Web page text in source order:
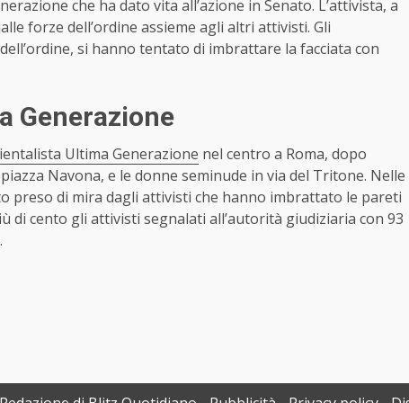
che ha dato vita all’azione in Senato. L’attivista, a
forze dell’ordine assieme agli altri attivisti. Gli
si hanno tentato di imbrattare la facciata con
Generazione
Ultima Generazione nel centro a Roma, dopo
Navona, e le donne seminude in via del Tritone. Nelle
preso di mira dagli attivisti che hanno imbrattato le pareti
di cento gli attivisti segnalati all’autorità giudiziaria con 93